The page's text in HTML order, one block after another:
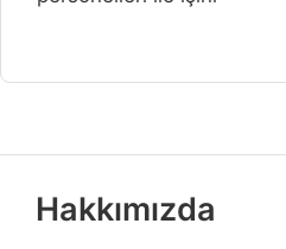
Hakkımızda